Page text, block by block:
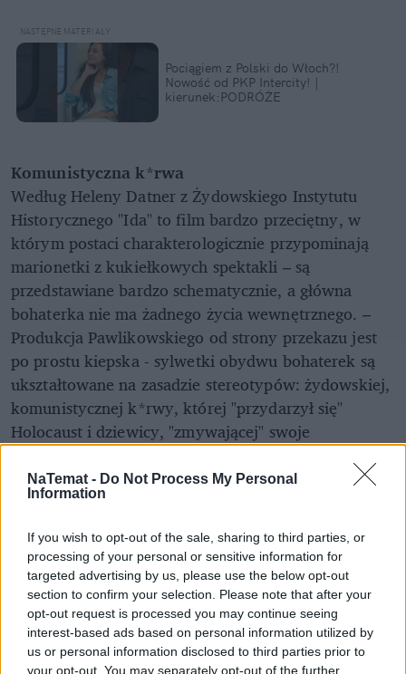
NaTemat - Do Not Process My Personal
Information
If you wish to opt-out of the sale, sharing to third parties, or
processing of your personal or sensitive information for
targeted advertising by us, please use the below opt-out
section to confirm your selection. Please note that after your
opt-out request is processed you may continue seeing
interest-based ads based on personal information utilized by
us or personal information disclosed to third parties prior to
your opt-out. You may separately opt-out of the further
Pociągiem z Polski do Włoch?!
Nowość od PKP Intercity! |
kierunek:PODRÓŻE
Komunistyczna k*rwa
Według Heleny Datner z Żydowskiego Instytutu
Historycznego "Ida" to film bardzo przeciętny, w
którym postaci charakterologicznie przypominają
marionetki z kukiełkowych spektakli – są
przedstawiane bardzo schematycznie, a główna
bohaterka nie ma żadnego życia wewnętrznego. –
Produkcja Pawlikowskiego od strony przekazu jest
po prostu kiepska - sylwetki obydwu bohaterek są
ukształtowane na zasadzie stereotypów: żydowskiej,
komunistycznej k*rwy, której "przydarzył się"
Holocaust i dziewicy, "zmywającej" swoje
niekatolickie pochodzenie w klasztorze – mówi nam
Datner.